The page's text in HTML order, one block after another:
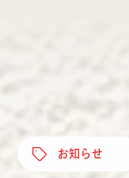
お知らせ